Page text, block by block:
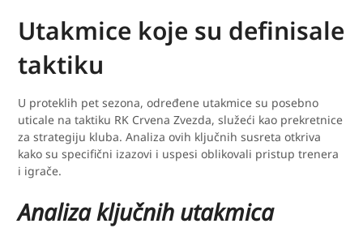
Utakmice koje su definisale
taktiku
U proteklih pet sezona, određene utakmice su posebno
uticale na taktiku RK Crvena Zvezda, služeći kao prekretnice
za strategiju kluba. Analiza ovih ključnih susreta otkriva
kako su specifični izazovi i uspesi oblikovali pristup trenera
i igrače.
Analiza ključnih utakmica